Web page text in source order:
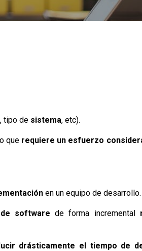
, tipo de sistema, etc).
que requiere un esfuerzo
en un equipo de desarrollo.
software de forma incremental
drásticamente el tiempo de